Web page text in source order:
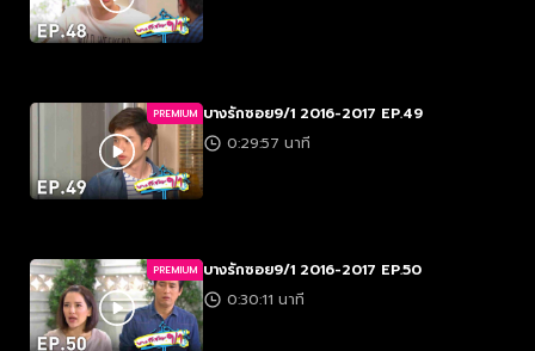
PREMIUM บางรักซอย9/1 2016-2017 EP.49
0:29:57 นาที
PREMIUM บางรักซอย9/1 2016-2017 EP.50
0:30:11 นาที